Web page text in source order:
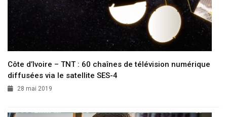
Côte d’Ivoire – TNT : 60 chaînes de télévision numérique
diffusées via le satellite SES-4
28 mai 2019